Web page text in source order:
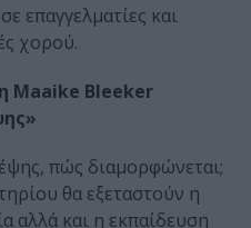
επαγγελματίες και
χορού.
Maaike Bleeker
πώς διαμορφώνεται;
θα εξεταστούν η
αλλά και η εκπαίδευση